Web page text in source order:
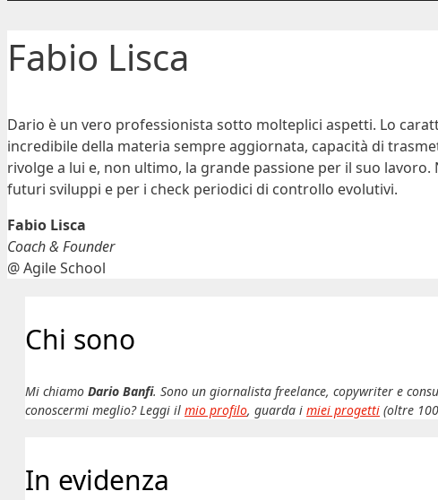
Fabio Lisca
Dario è un vero professionista sotto molteplici aspetti. Lo
incredibile della materia sempre aggiornata, capacità di
rivolge a lui e, non ultimo, la grande passione per il suo
futuri sviluppi e per i check periodici di controllo evolutivi.
Fabio Lisca
Coach & Founder
@ Agile School
Chi sono
Mi chiamo Dario Banfi. Sono un giornalista freelance, copywriter e
conoscermi meglio? Leggi il mio profilo, guarda i miei progetti (oltre
In evidenza